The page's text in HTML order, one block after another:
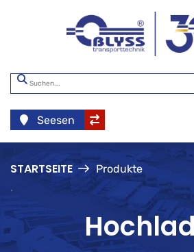
Seesen
STARTSEITE Produkte
.